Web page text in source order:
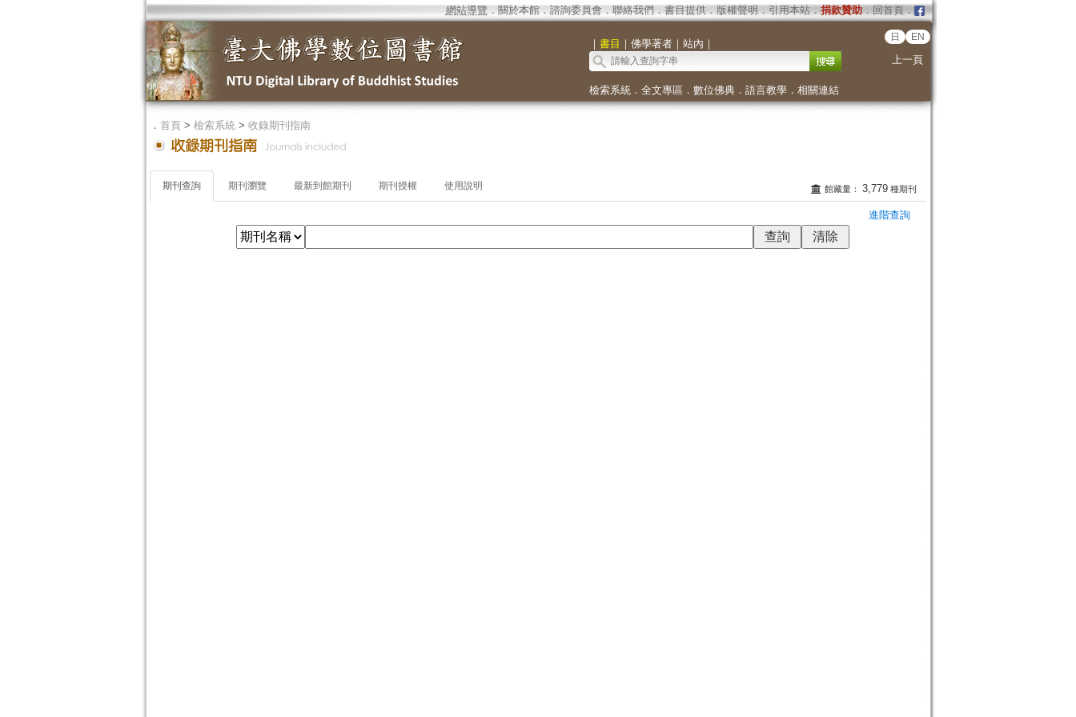
網站導覽 ． 關於本館． 諮詢委員會 ． 聯絡我們 ． 書目提供． 版權聲明． 引用本站．捐款贊助．回首頁．
｜ 書目 ｜ 佛學著者｜ 站內 ｜
日 EN
上一頁
檢索系統． 全文專區 ． 數位佛典． 語言教學． 相關連結
． 首頁> 檢索系統> 收錄期刊指南
期刊查詢 期刊瀏覽 最新到館期刊 期刊授權 使用說明 館藏量： 3,779種期刊
進階查詢